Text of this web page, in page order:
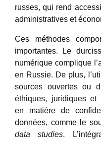
russes, qui rend
administratives et
Ces méthodes
importantes. Le
numérique complique
en Russie. De plus,
sources ouvertes ou
éthiques, juridiques et
en matière de
données, comme le
data studies.